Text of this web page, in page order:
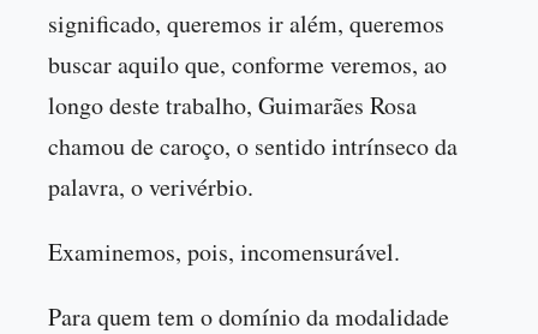
significado, queremos ir além, queremos
buscar aquilo que, conforme veremos, ao
longo deste trabalho, Guimarães Rosa
chamou de caroço, o sentido intrínseco da
palavra, o verivérbio.
Examinemos, pois, incomensurável.
Para quem tem o domínio da modalidade